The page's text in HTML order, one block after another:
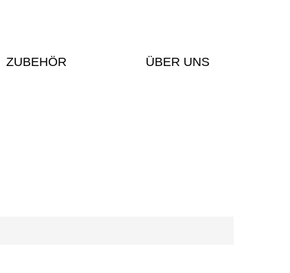
ZUBEHÖR ÜBER UNS